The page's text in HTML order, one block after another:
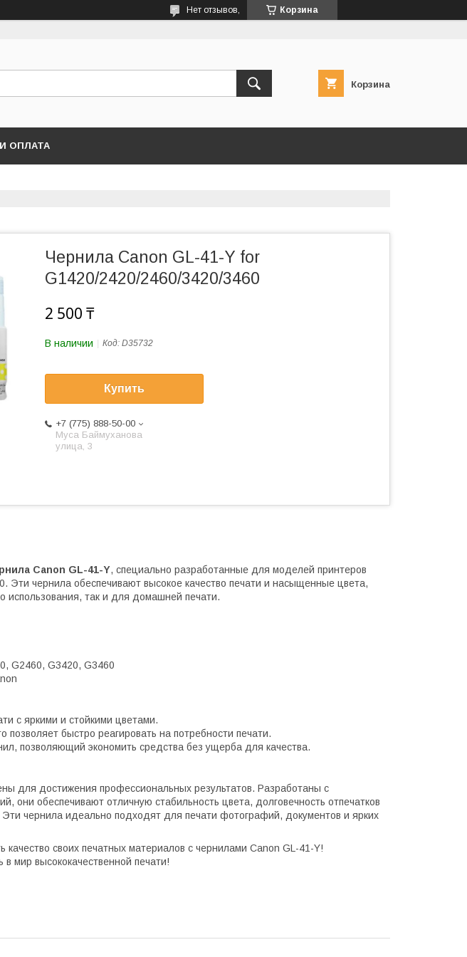
Корзина
Нет отзывов,
Корзина
ОПЛАТА
Чернила Canon GL-41-Y for
G1420/2420/2460/3420/3460
2 500 ₸
В наличии Код: D35732
Купить
+7 (775) 888-50-00
​Муса Баймуханова
улица, 3
Canon GL-41-Y, специально разработанные для моделей принтеров
Эти чернила обеспечивают высокое качество печати и насыщенные цвета,
использования, так и для домашней печати.
G2460, G3420, G3460
с яркими и стойкими цветами.
позволяет быстро реагировать на потребности печати.
позволяющий экономить средства без ущерба для качества.
для достижения профессиональных результатов. Разработаны с
они обеспечивают отличную стабильность цвета, долговечность отпечатков
Эти чернила идеально подходят для печати фотографий, документов и ярких
качество своих печатных материалов с чернилами Canon GL-41-Y!
мир высококачественной печати!